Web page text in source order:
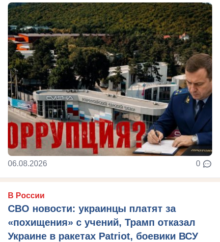
06.08.2026 0
В России
СВО новости: украинцы платят за
«похищения» с учений, Трамп отказал
Украине в ракетах Patriot, боевики ВСУ